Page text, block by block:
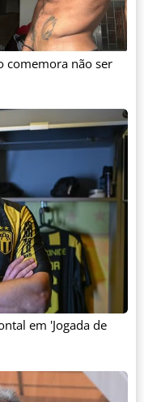
comemora não ser
em 'Jogada de